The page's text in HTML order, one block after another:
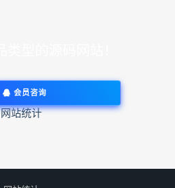
会员咨询
网站统计